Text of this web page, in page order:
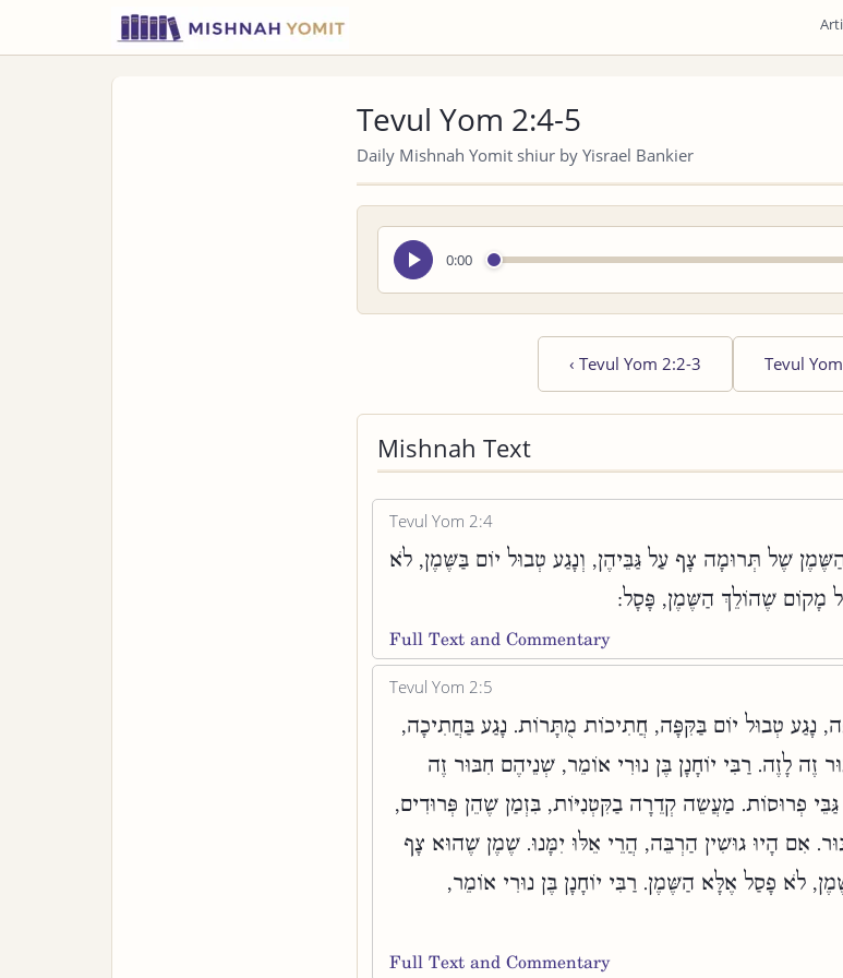
Tevul Yom 2:4-5
Daily Mishnah Yomit shiur by Yisrael Bankier
0:00
Seek
audio
‹ Tevul Yom 2:2-3 Tevul
Mishnah Text
Tevul Yom 2:4
שֶׁל תְּרוּמָה צָף עַל גַּבֵּיהֶן, וְנָגַע טְבוּל יוֹם בַּשֶּׁמֶן, לֹא
מָקוֹם שֶׁהוֹלֵךְ הַשֶּׁמֶן, פָּסָל:
Full Text and Commentary
Tevul Yom 2:5
נָגַע טְבוּל יוֹם בַּקִּפָּה, חֲתִיכוֹת מֻתָּרוֹת. נָגַע בַּחֲתִיכָה,
זֶה לָזֶה. רַבִּי יוֹחָנָן בֶּן נוּרִי אוֹמֵר, שְׁנֵיהֶם חִבּוּר זֶה
פְרוּסוֹת. מַעֲשֵׂה קְדֵרָה בַקִּטְנִיּוֹת, בִּזְמַן שֶׁהֵן פְּרוּדִים,
אִם הָיוּ גוּשִׁין הַרְבֵּה, הֲרֵי אֵלּוּ יִמָּנוּ. שֶׁמֶן שֶׁהוּא צָף
לֹא פָסַל אֶלָּא הַשֶּׁמֶן. רַבִּי יוֹחָנָן בֶּן נוּרִי אוֹמֵר,
Full Text and Commentary